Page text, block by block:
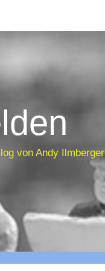
von Andy Ilmberger